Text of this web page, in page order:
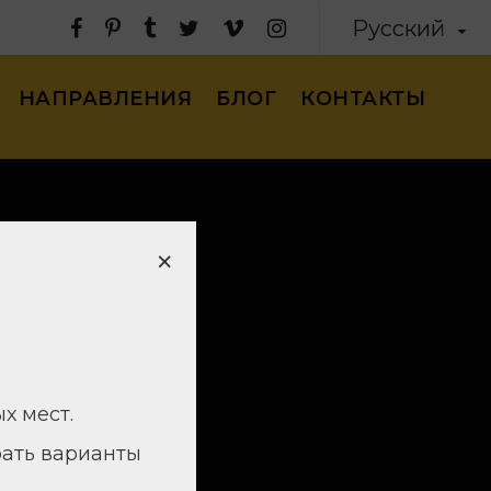
Русский
НАПРАВЛЕНИЯ БЛОГ КОНТАКТЫ
×
мест.
варианты